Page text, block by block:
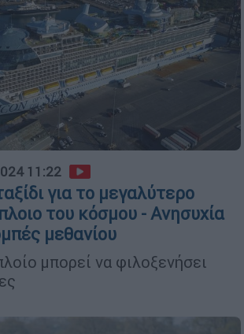
11:22
για το μεγαλύτερο
του κόσμου - Ανησυχία
μεθανίου
μπορεί να φιλοξενήσει